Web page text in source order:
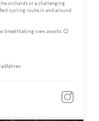
orchards or a challenging
cycling route in and around
breathtaking view awaits. 😉